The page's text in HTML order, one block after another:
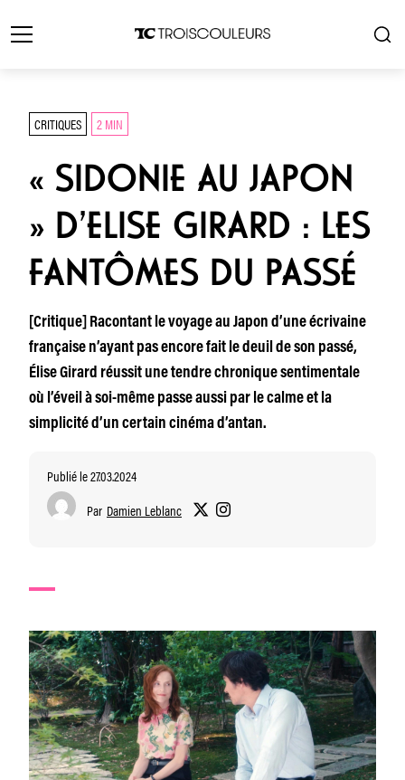
CRITIQUES 2 MIN
« SIDONIE AU JAPON
» D’ELISE GIRARD : LES
FANTÔMES DU PASSÉ
[Critique] Racontant le voyage au Japon d’une écrivaine
française n’ayant pas encore fait le deuil de son passé,
Élise Girard réussit une tendre chronique sentimentale
où l’éveil à soi-même passe aussi par le calme et la
simplicité d’un certain cinéma d’antan.
Publié le 27.03.2024
Par Damien Leblanc